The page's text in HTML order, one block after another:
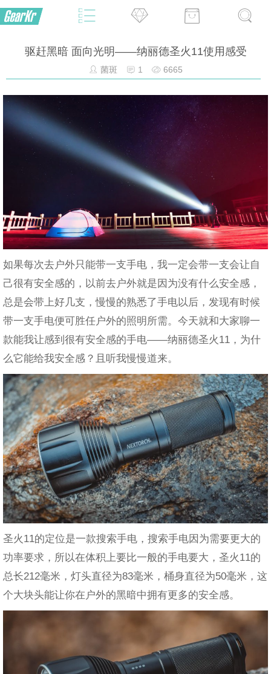
驱赶黑暗 面向光明——纳丽德圣火11使用感受
菌斑 1 6665
如果每次去户外只能带一支手电，我一定会带一支会让自
己很有安全感的，以前去户外就是因为没有什么安全感，
总是会带上好几支，慢慢的熟悉了手电以后，发现有时候
带一支手电便可胜任户外的照明所需。今天就和大家聊一
款能我让感到很有安全感的手电——纳丽德圣火11，为什
么它能给我安全感？且听我慢慢道来。
圣火11的定位是一款搜索手电，搜索手电因为需要更大的
功率要求，所以在体积上要比一般的手电要大，圣火11的
总长212毫米，灯头直径为83毫米，桶身直径为50毫米，这
个大块头能让你在户外的黑暗中拥有更多的安全感。